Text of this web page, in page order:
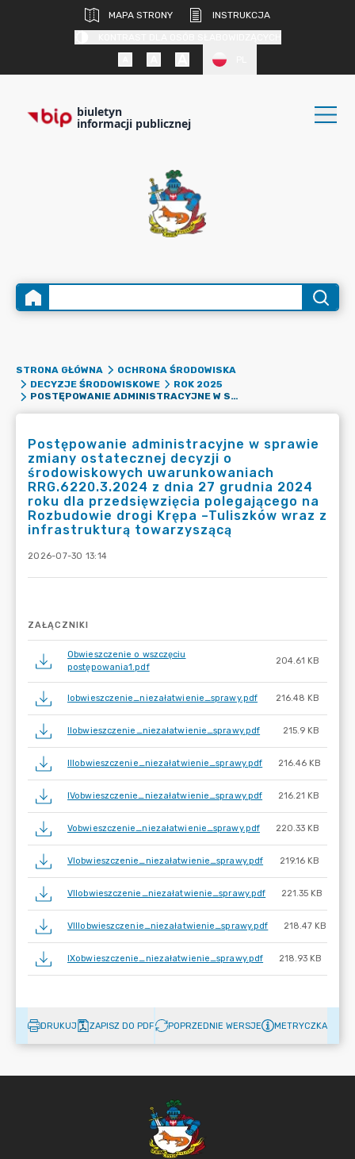
MAPA STRONY
INSTRUKCJA
biuletyn
informacji publicznej
STRONA GŁÓWNA
OCHRONA ŚRODOWISKA
DECYZJE ŚRODOWISKOWE
ROK 2025
POSTĘPOWANIE ADMINISTRACYJNE W SPRAWIE ZMIANY OSTATECZNEJ DECYZJI O ŚRODOWISKOWYCH UWARUNKOWANIACH RRG.6220.3.2024 Z DNIA 27 GRUDNIA 2024 ROKU DLA PRZEDSIĘWZIĘCIA POLEGAJĄCEGO NA ROZBUDOWIE DROGI KRĘPA –TULISZKÓW WRAZ Z INFRASTRUKTURĄ TOWARZYSZĄCĄ
Postępowanie administracyjne w sprawie
zmiany ostatecznej decyzji o
środowiskowych uwarunkowaniach
RRG.6220.3.2024 z dnia 27 grudnia 2024
roku dla przedsięwzięcia polegającego na
Rozbudowie drogi Krępa –Tuliszków wraz z
infrastrukturą towarzyszącą
2026-07-30 13:14
ZAŁĄCZNIKI
Obwieszczenie o wszczęciu
postępowania1.pdf
204.61 KB
Iobwieszczenie_niezałatwienie_sprawy.pdf 216.48 KB
IIobwieszczenie_niezałatwienie_sprawy.pdf 215.9 KB
IIIobwieszczenie_niezałatwienie_sprawy.pdf 216.46 KB
IVobwieszczenie_niezałatwienie_sprawy.pdf 216.21 KB
Vobwieszczenie_niezałatwienie_sprawy.pdf 220.33 KB
VIobwieszczenie_niezałatwienie_sprawy.pdf 219.16 KB
VIIobwieszczenie_niezałatwienie_sprawy.pdf 221.35 KB
VIIIobwieszczenie_niezałatwienie_sprawy.pdf 218.47 KB
IXobwieszczenie_niezałatwienie_sprawy.pdf 218.93 KB
DRUKUJ ZAPISZ DO PDF POPRZEDNIE WERSJE METRYCZKA